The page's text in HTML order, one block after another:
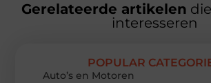
Gerelateerde artikelen
interesseren
POPULAR
Auto’s en Motoren